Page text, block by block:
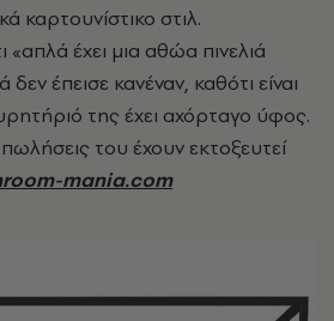
καρτουνίστικο στιλ.
έχει μια αθώα πινελιά
έπεισε κανέναν, καθότι είναι
της έχει αχόρταγο ύφος.
του έχουν εκτοξευτεί
mania.com